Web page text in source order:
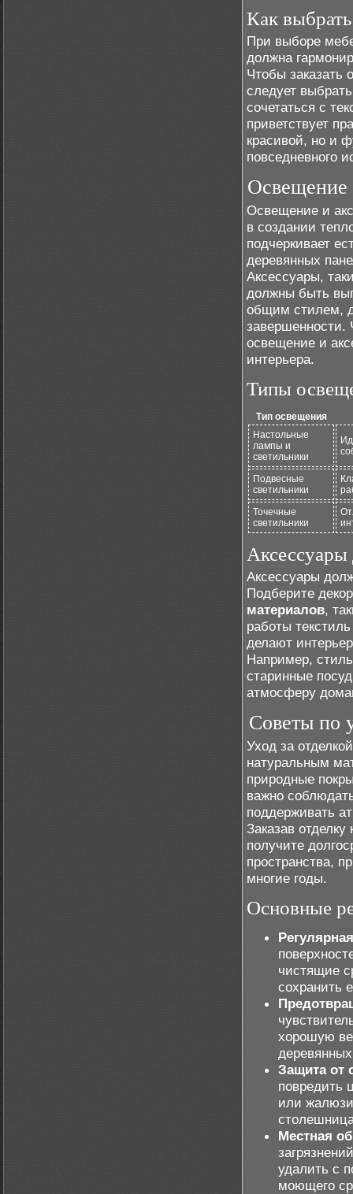
Как
При выборе
должна
Чтобы заказать
следует
сочетаться с
приветствует
красивой, но и
повседневного
Освещение
Освещение и
в создании
подчеркивает
деревянных
Аксессуары,
должны быть
общим стилем,
завершенности.
освещение и
интерьера.
Типы
Тип освещения
Настольные
лампы и
светильники
Подвесные
светильники
Точечные
светильники
Аксессуары
Аксессуары
Подберите
материалов,
работы
делают
Например,
старинные
атмосферу
Советы по
Уход за
натуральным
природные
важно
поддерживать
Заказав
получите
пространства,
многие годы.
Основные
чистящие
сохранить
хорошую
Защита от
повредить
или
Местная
удалить с
моющего